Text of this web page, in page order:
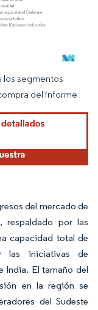
según CC BY 4.0.
los segmentos
del informe
del mercado de
respaldado por las
capacidad total de
las iniciativas de
India. El tamaño del
en la región se
del Sudeste